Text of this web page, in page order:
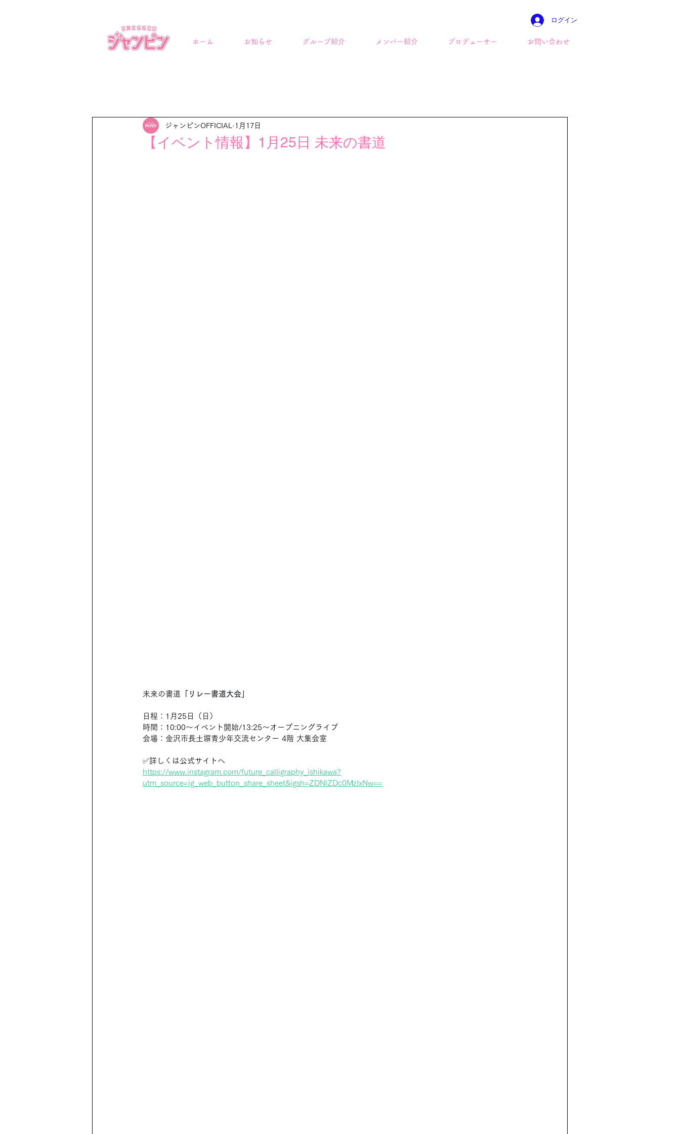
ホーム お知らせ グループ紹介 メンバー紹介 プロデューサー お問い合わせ
ログイン
【イベント情報】1月25日 未来の書道
ジャンピンOFFICIAL 1月17日
未来の書道 「リレー書道大会」
日程：1月25日（日）
時間：10:00～イベント開始/13:25～オープニングライブ
会場：金沢市長土塀青少年交流センター 4階 大集会室
✅詳しくは公式サイトへ
https://www.instagram.com/future_calligraphy_ishikawa?
utm_source=ig_web_button_share_sheet&igsh=ZDNlZDc0MzIxNw==